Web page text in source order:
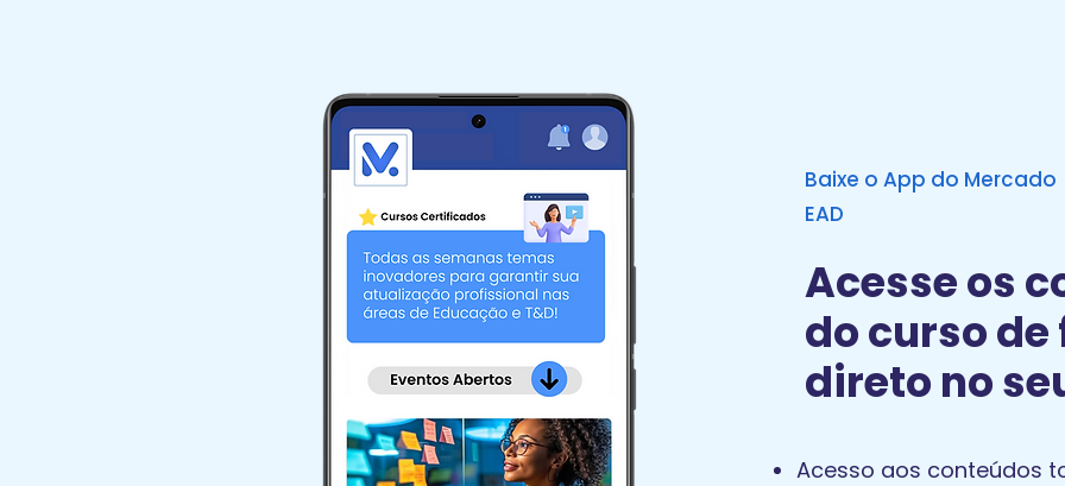
Baixe o App do Mercado
EAD
Acesse os
do curso
direto no
Acesso aos conteúdos